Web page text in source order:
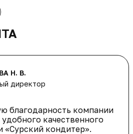
Н. В.
директор
благодарность компании
качественного
«Сурский кондитер».